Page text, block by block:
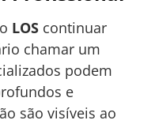
LOS continuar
chamar um
podem
e
são visíveis ao